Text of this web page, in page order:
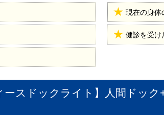
現在の身体
健診を受け
スドックライト】人間ドック